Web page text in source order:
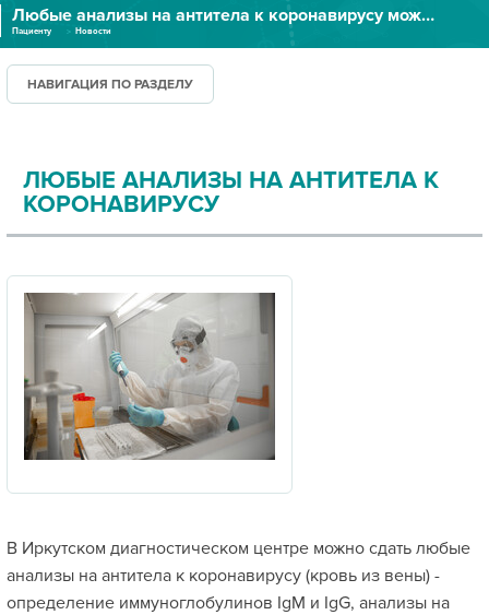
УСЛУГИ И ЦЕНЫ
ПАЦИЕНТУ
ПРАВОВАЯ ИНФОРМАЦИЯ
Любые анализы на антитела к коронавирусу можно сдать в ИДЦ
Пациенту Новости
НАВИГАЦИЯ ПО РАЗДЕЛУ
ЛЮБЫЕ АНАЛИЗЫ НА АНТИТЕЛА К
КОРОНАВИРУСУ
В Иркутском диагностическом центре можно сдать любые
анализы на антитела к коронавирусу (кровь из вены) -
определение иммуноглобулинов IgM и IgG, анализы на